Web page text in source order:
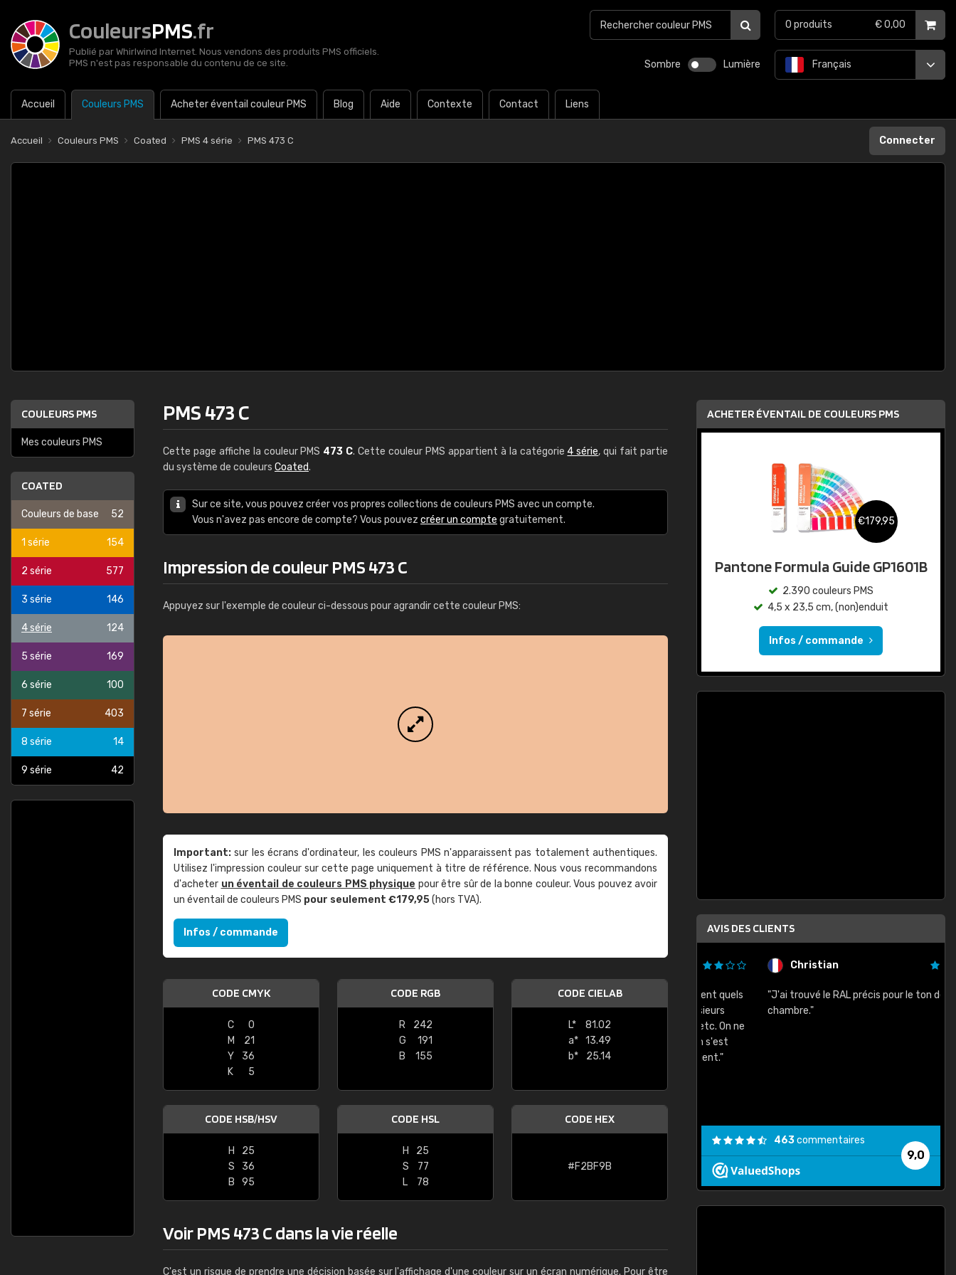
CouleursPMS.fr
Publié par Whirlwind Internet. Nous vendons des produits PMS officiels.
PMS n'est pas responsable du contenu de ce site.
Sombre Lumière
Accueil Couleurs PMS Acheter éventail couleur PMS Blog Aide Contexte Contact Liens
Français
0 produits € 0,00
Accueil Couleurs PMS Coated PMS 4 série PMS 473 C Connecter
COULEURS PMS
Mes couleurs PMS
COATED
Couleurs de base 52
1 série 154
2 série 577
3 série 146
4 série 124
5 série 169
6 série 100
7 série 403
8 série 14
9 série 42
PMS 473 C
Cette page affiche la couleur PMS 473 C. Cette couleur PMS appartient à la catégorie 4 série, qui fait partie
du système de couleurs Coated.
Sur ce site, vous pouvez créer vos propres collections de couleurs PMS avec un compte.
Vous n'avez pas encore de compte? Vous pouvez créer un compte gratuitement.
Impression de couleur PMS 473 C
Appuyez sur l'exemple de couleur ci-dessous pour agrandir cette couleur PMS:
Important: sur les écrans d'ordinateur, les couleurs PMS n'apparaissent pas totalement authentiques.
Utilisez l'impression couleur sur cette page uniquement à titre de référence. Nous vous recommandons
d'acheter un éventail de couleurs PMS physique pour être sûr de la bonne couleur. Vous pouvez avoir
un éventail de couleurs PMS pour seulement €179,95(hors TVA).
Infos / commande
CODE CMYK
C
0
M
21
Y
36
K
5
CODE RGB
R
242
G
191
B
155
CODE CIELAB
L*
81.02
a* 13.49
b*
25.14
CODE HSB/HSV
H
25
S
36
B
95
CODE HSL
H
25
S
77
L
78
CODE HEX
#F2BF9B
Voir PMS 473 C dans la vie réelle
C'est un risque de prendre une décision basée sur l'affichage d'une couleur sur un écran numérique. Pour être
ACHETER ÉVENTAIL DE COULEURS PMS
€179,95
Pantone Formula Guide GP1601B
2.390 couleurs PMS
4,5 x 23,5 cm, (non)enduit
Infos / commande
AVIS DES CLIENTS
"Le site ne permet pas de voir clairement quels
sont les produits disponibles. Il y a plusieurs
palettes de couleurs: Classic, Design, etc. On ne
comprend pas qui est quoi. La livraison s'est
bien passé et le produit reçu me convient."
Christian
"J'ai trouvé le RAL précis pour le ton de ma
chambre."
9,0
463commentaires